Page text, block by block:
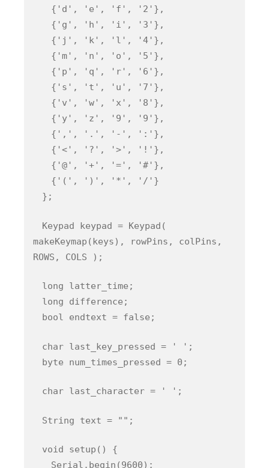
{'d', 'e', 'f', '2'},
{'g', 'h', 'i', '3'},
{'j', 'k', 'l', '4'},
{'m', 'n', 'o', '5'},
{'p', 'q', 'r', '6'},
{'s', 't', 'u', '7'},
{'v', 'w', 'x', '8'},
{'y', 'z', '9', '9'},
{',', '.', '-', ':'},
{'<', '?', '>', '!'},
{'@', '+', '=', '#'},
{'(', ')', '*', '/'}
};
Keypad keypad = Keypad(
makeKeymap(keys), rowPins, colPins,
ROWS, COLS );
long latter_time;
long difference;
bool endtext = false;
char last_key_pressed = ' ';
byte num_times_pressed = 0;
char last_character = ' ';
String text = "";
void setup() {
Serial.begin(9600);